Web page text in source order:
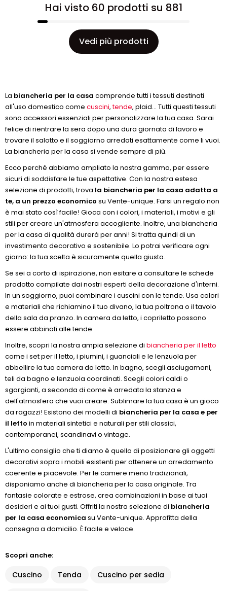
Hai visto 60 prodotti su 881
Vedi più prodotti
La biancheria per la casa comprende tutti i tessuti destinati
all'uso domestico come cuscini,tende, plaid... Tutti questi tessuti
sono accessori essenziali per personalizzare la tua casa. Sarai
felice di rientrare la sera dopo una dura giornata di lavoro e
trovare il salotto e il soggiorno arredati esattamente come li vuoi.
La biancheria per la casa si vende sempre di più.
Ecco perché abbiamo ampliato la nostra gamma, per essere
sicuri di soddisfare le tue aspettative. Con la nostra estesa
selezione di prodotti, trova la biancheria per la casa adatta a
te, a un prezzo economico su Vente-unique. Farsi un regalo non
è mai stato così facile! Gioca con i colori, i materiali, i motivi e gli
stili per creare un'atmosfera accogliente. Inoltre, una biancheria
per la casa di qualità durerà per anni! Si tratta quindi di un
investimento decorativo e sostenibile. Lo potrai verificare ogni
giorno: la tua scelta è sicuramente quella giusta.
Se sei a corto di ispirazione, non esitare a consultare le schede
prodotto compilate dai nostri esperti della decorazione d'interni.
In un soggiorno, puoi combinare i cuscini con le tende. Usa colori
e materiali che richiamino il tuo divano, la tua poltrona o il tavolo
della sala da pranzo. In camera da letto, i copriletto possono
essere abbinati alle tende.
Inoltre, scopri la nostra ampia selezione di biancheria per il letto
come i set per il letto, i piumini, i guanciali e le lenzuola per
abbellire la tua camera da letto. In bagno, scegli asciugamani,
teli da bagno e lenzuola coordinati. Scegli colori caldi o
sgargianti, a seconda di come è arredata la stanza e
dell'atmosfera che vuoi creare. Sublimare la tua casa è un gioco
da ragazzi! Esistono dei modelli di biancheria per la casa e per
il letto in materiali sintetici e naturali per stili classici,
contemporanei, scandinavi o vintage.
L'ultimo consiglio che ti diamo è quello di posizionare gli oggetti
decorativi sopra i mobili esistenti per ottenere un arredamento
coerente e piacevole. Per le camere meno tradizionali,
disponiamo anche di biancheria per la casa originale. Tra
fantasie colorate e estrose, crea combinazioni in base ai tuoi
desideri e ai tuoi gusti. Offriti la nostra selezione di biancheria
per la casa economica su Vente-unique. Approfitta della
consegna a domicilio. È facile e veloce.
Scopri anche:
Cuscino Tenda Cuscino per sedia